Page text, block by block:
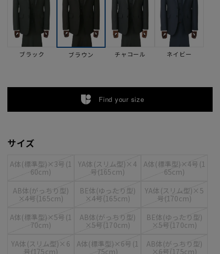
ブラック ブラウン チャコール ネイビー
Find your size
サイズ
A体(標準型)×3号(1
60cm)
YA体(スリム型)×4
号(165cm)
A体(標準型)×4号(1
65cm)
AB体(がっちり型)
×4号(165cm)
BE体(ゆったり型)
×4号(165cm)
YA体(スリム型)×5
号(170cm)
A体(標準型)×5号(1
70cm)
AB体(がっちり型)
×5号(170cm)
BE体(ゆったり型)
×5号(170cm)
YA体(スリム型)×6
号(175cm)
A体(標準型)×6号(1
75cm)
AB体(がっちり型)
×6号(175cm)